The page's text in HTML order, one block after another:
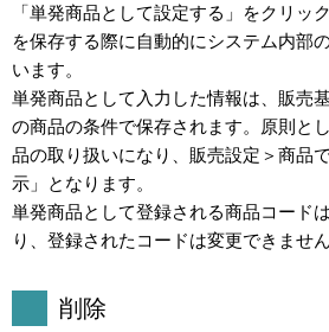
「単発商品として設定する」をクリッ
を保存する際に自動的にシステム内部
います。
単発商品として入力した情報は、販売
の商品の条件で保存されます。原則と
品の取り扱いになり、販売設定＞商品
示」となります。
単発商品として登録される商品コード
り、登録されたコードは変更できません
削除